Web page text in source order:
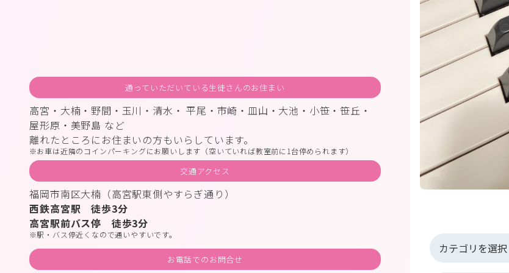
通っていただいている生徒さんのお住まい
高宮・大楠・野間・玉川・清水・ 平尾・市崎・皿山・大池・小笹・笹丘・
屋形原・美野島 など
離れたところにお住まいの方もいらしています。
お車は近隣のコインパーキングにお願いします（空いていれば教室前に1台停められます）
交通アクセス
福岡市南区大楠（高宮駅東側やすらぎ通り）
西鉄高宮駅 徒歩3分
高宮駅前バス停 徒歩3分
駅・バス停近くなので通いやすいです。
お電話でのお問合せ